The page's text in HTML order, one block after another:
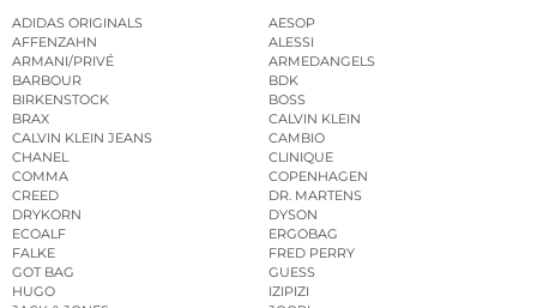
ADIDAS ORIGINALS
AESOP
AFFENZAHN
ALESSI
ARMANI/PRIVÉ
ARMEDANGELS
BARBOUR
BDK
BIRKENSTOCK
BOSS
BRAX
CALVIN KLEIN
CALVIN KLEIN JEANS
CAMBIO
CHANEL
CLINIQUE
COMMA
COPENHAGEN
CREED
DR. MARTENS
DRYKORN
DYSON
ECOALF
ERGOBAG
FALKE
FRED PERRY
GOT BAG
GUESS
HUGO
IZIPIZI